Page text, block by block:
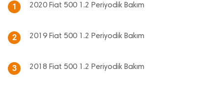
1 2020 Fiat 500 1.2 Periyodik Bakım
2 2019 Fiat 500 1.2 Periyodik Bakım
3 2018 Fiat 500 1.2 Periyodik Bakım